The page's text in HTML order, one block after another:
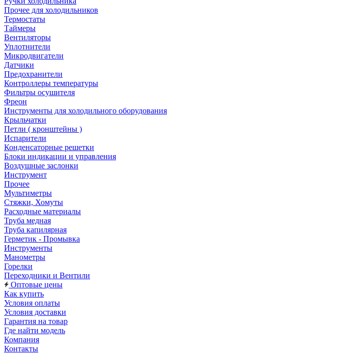
Прочее для холодильников
Термостаты
Таймеры
Вентиляторы
Уплотнители
Микродвигатели
Датчики
Предохранители
Контроллеры температуры
Фильтры осушителя
Фреон
Инструменты для холодильного оборудования
Крыльчатки
Петли ( кронштейны )
Испарители
Конденсаторные решетки
Блоки индикации и управления
Воздушные заслонки
Инструмент
Прочее
Мультиметры
Стяжки, Хомуты
Расходные материалы
Труба медная
Труба капилярная
Герметик - Промывка
Инструменты
Манометры
Горелки
Переходники и Вентили
Оптовые цены
Как купить
Условия оплаты
Условия доставки
Гарантия на товар
Где найти модель
Компания
Контакты